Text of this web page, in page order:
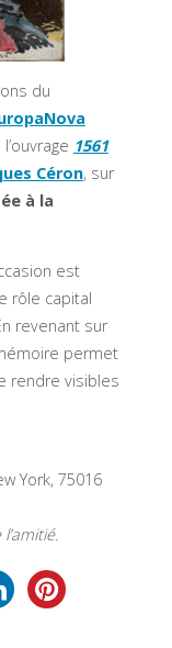
du
1561
Céron, sur
à la
est
rôle capital
revenant sur
permet
rendre visibles
York, 75016
.